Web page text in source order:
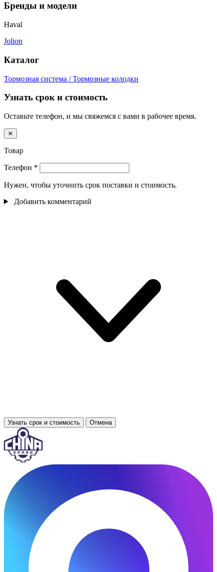
Бренды и модели
Haval
Jolion
Каталог
Тормозная система / Тормозные колодки
Узнать срок и стоимость
Оставьте телефон, и мы свяжемся с вами в рабочее время.
✕
Товар
Телефон *
Нужен, чтобы уточнить срок поставки и стоимость.
Добавить комментарий
Узнать срок и стоимость Отмена